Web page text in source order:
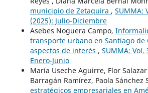
municipio de Zetaquira , SUMMA:
(2025): Julio-Diciembre
Asebes Noguera Campo,
transporte urbano en Santiago de
aspectos de interés , SUMMA: Vol.
Enero-Junio
María Useche Aguirre, Flor
Barragán Ramírez, Paola Sánchez
estratégicos empresariales en